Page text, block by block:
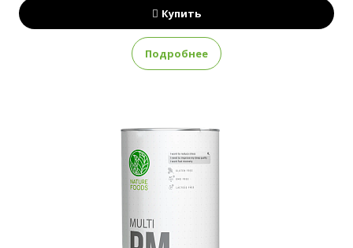
Купить
Подробнее